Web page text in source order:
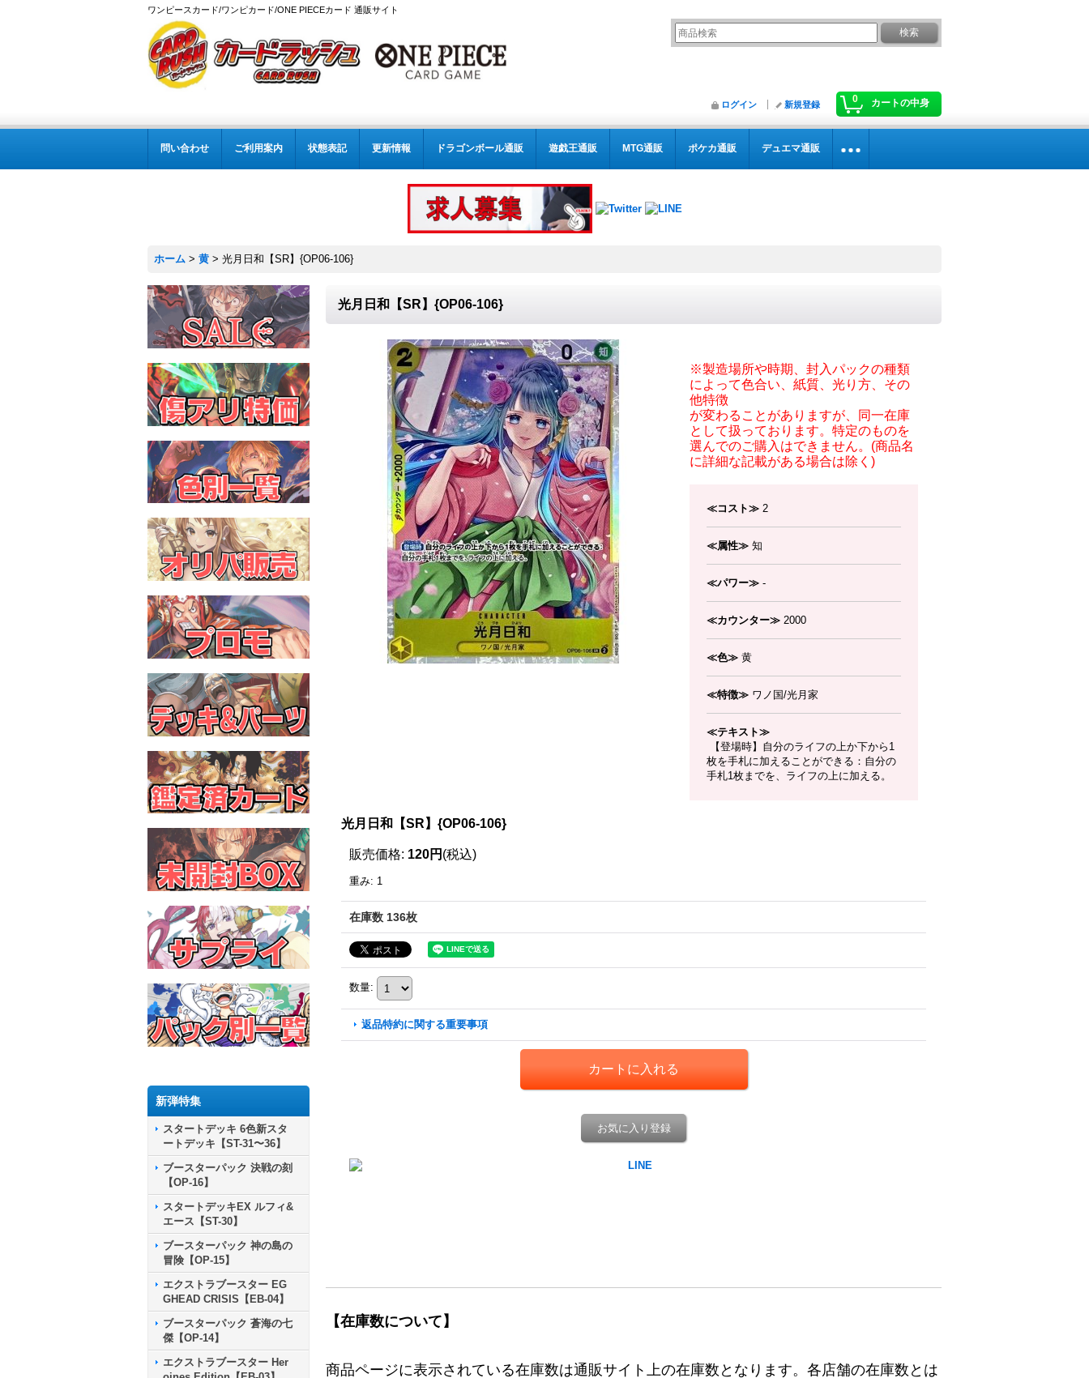
ワンピースカード/ワンピカード/ONE PIECEカード 通販サイト
0 カートの中身
ログイン 新規登録
問い合わせ ご利用案内 状態表記 更新情報 ドラゴンボール通販 遊戯王通販 MTG通販 ポケカ通販 デュエマ通販
ホーム > 黄 > 光月日和【SR】{OP06-106}
新弾特集
スタートデッキ 6色新スタ
ートデッキ【ST-31〜36】
ブースターパック 決戦の刻
【OP-16】
スタートデッキEX ルフィ&
エース【ST-30】
ブースターパック 神の島の
冒険【OP-15】
エクストラブースター EG
GHEAD CRISIS【EB-04】
ブースターパック 蒼海の七
傑【OP-14】
エクストラブースター Her
光月日和【SR】{OP06-106}
※製造場所や時期、封入パックの種類
によって色合い、紙質、光り方、その
他特徴
が変わることがありますが、同一在庫
として扱っております。特定のものを
選んでのご購入はできません。(商品名
に詳細な記載がある場合は除く)
≪コスト≫ 2
≪属性≫ 知
≪パワー≫ -
≪カウンター≫ 2000
≪色≫ 黄
≪特徴≫ ワノ国/光月家
≪テキスト≫
【登場時】自分のライフの上か下から1
枚を手札に加えることができる：自分の
手札1枚までを、ライフの上に加える。
光月日和【SR】{OP06-106}
販売価格: 120円 (税込)
重み: 1
在庫数 136枚
数量:
返品特約に関する重要事項
お気に入り登録
【在庫数について】
商品ページに表示されている在庫数は通販サイト上の在庫数となります。各店舗の在庫数とは